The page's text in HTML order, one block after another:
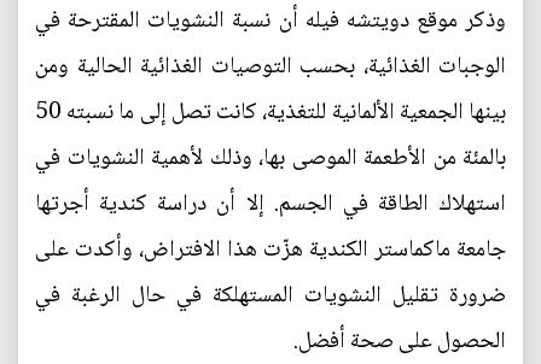
وذكر موقع دويتشه فيله أن نسبة النشويات المقترحة في
الوجبات الغذائية، بحسب التوصيات الغذائية الحالية ومن
بينها الجمعية الألمانية للتغذية، كانت تصل إلى ما نسبته 50
بالمئة من الأطعمة الموصى بها، وذلك لأهمية النشويات في
استهلاك الطاقة في الجسم. إلا أن دراسة كندية أجرتها
جامعة ماكماستر الكندية هزّت هذا الافتراض، وأكدت على
ضرورة تقليل النشويات المستهلكة في حال الرغبة في
الحصول على صحة أفضل.